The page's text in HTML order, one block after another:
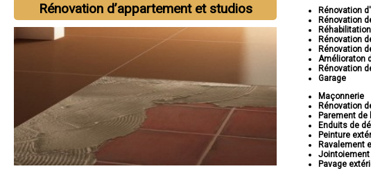
Rénovation d’appartement et studios
Rénovation
Rénovation
Rénovation
Rénovation
Amélioraton
Rénovation
Garage
Maçonnerie
Rénovation
Parement de
Enduits de
Peinture
Ravalement
Jointoiement
Pavage